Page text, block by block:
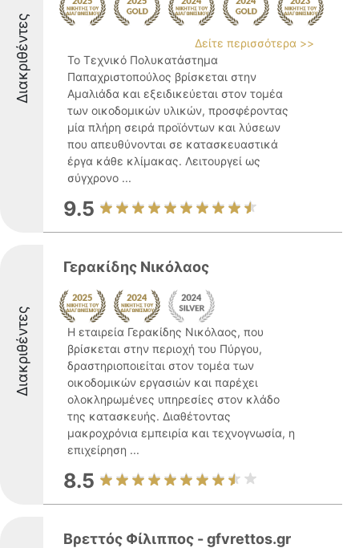
Διακριθέντες
Δείτε περισσότερα >>
Το Τεχνικό Πολυκατάστημα
Παπαχριστοπούλος βρίσκεται στην
Αμαλιάδα και εξειδικεύεται στον τομέα
των οικοδομικών υλικών, προσφέροντας
μία πλήρη σειρά προϊόντων και λύσεων
που απευθύνονται σε κατασκευαστικά
έργα κάθε κλίμακας. Λειτουργεί ως
σύγχρονο ...
9.5
Διακριθέντες
Γερακίδης Νικόλαος
Η εταιρεία Γερακίδης Νικόλαος, που
βρίσκεται στην περιοχή του Πύργου,
δραστηριοποιείται στον τομέα των
οικοδομικών εργασιών και παρέχει
ολοκληρωμένες υπηρεσίες στον κλάδο
της κατασκευής. Διαθέτοντας
μακροχρόνια εμπειρία και τεχνογνωσία, η
επιχείρηση ...
8.5
Βρεττός Φίλιππος - gfvrettos.gr